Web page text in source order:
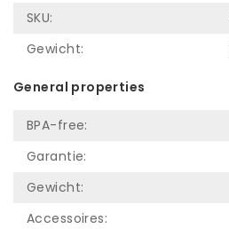
SKU:
Gewicht:
General properties
BPA-free:
Garantie:
Gewicht:
Accessoires: